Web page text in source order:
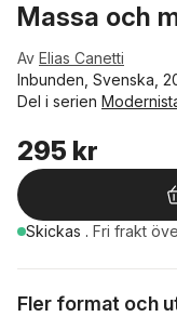
Massa och
Av Elias Canetti
Inbunden, Svenska,
Del i serien
295 kr
Skickas . Fri frakt
Fler format och